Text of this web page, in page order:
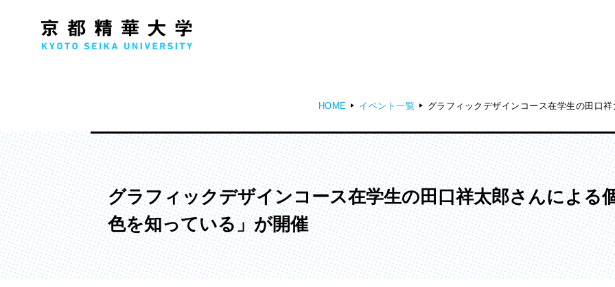
人文学部
歴史コース
文学コース
社会コース
国際文化コース
国際日本学コース
メディア表現学部
メディア表現学科
芸術学部
造形学科
HOME イベント一覧 グラフィックデザインコース在学生の田口
グラフィックデザインコース在学生の田口祥太郎さんによる
色を知っている」が開催